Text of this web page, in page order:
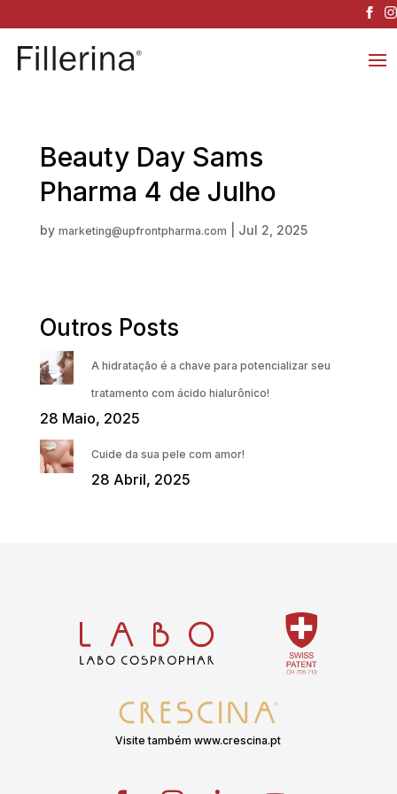
Beauty Day Sams
Pharma 4 de Julho
by marketing@upfrontpharma.com Jul 2, 2025
Outros Posts
A hidratação é a chave para potencializar seu
tratamento com ácido hialurônico!
28 Maio, 2025
Cuide da sua pele com amor!
28 Abril, 2025
Visite também www.crescina.pt